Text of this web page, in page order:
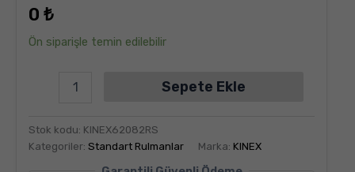
5
5.00puan
aldı
0 ₺
Ön siparişle temin edilebilir
Sepete Ekle
Stok kodu: KINEX62082RS
Kategoriler: Standart Rulmanlar Marka: KINEX